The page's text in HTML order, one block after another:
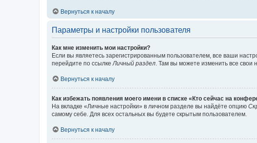
Вернуться к началу
Параметры и настройки пользователя
Как мне изменить мои настройки?
Если вы являетесь зарегистрированным пользователем, все ваши
перейдите по ссылке Личный раздел . Там вы можете изменить все свои
Вернуться к началу
Как избежать появления моего имени в списке «Кто сейчас на
На вкладке «Личные настройки» в личном разделе вы найдёте опцию
самому себе. Для всех остальных вы будете скрытым пользователем.
Вернуться к началу